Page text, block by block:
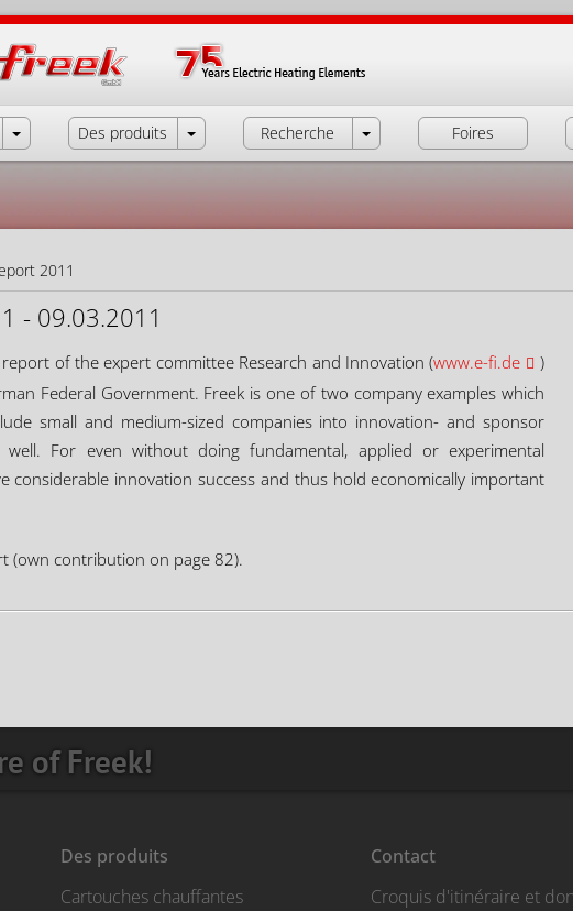
Des produits Recherche Foires
2011
- 09.03.2011
of the expert committee Research and Innovation (www.e-fi.de
)
Federal Government. Freek is one of two company examples which
small and medium-sized companies into innovation- and sponsor
well. For even without doing fundamental, applied or experimental
considerable innovation success and thus hold economically important
(own contribution on page 82).
of Freek!
Des produits
Cartouches chauffantes
Contact
Croquis d'itinéraire et